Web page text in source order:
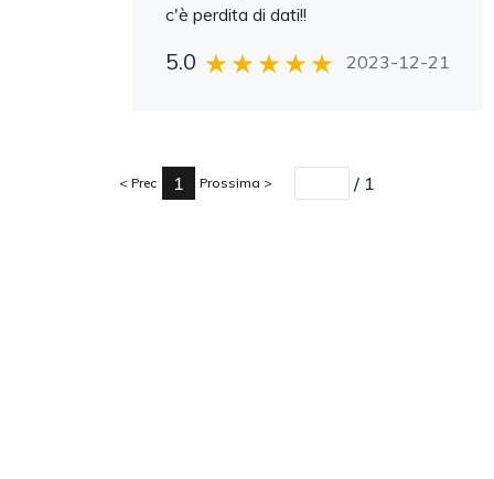
c'è perdita di dati!!
5.0 2023-12-21
Prec 1 Prossima / 1